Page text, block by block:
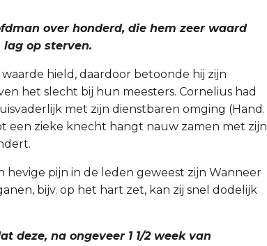
over honderd, die hem zeer waard
op sterven.
hield, daardoor betoonde hij zijn
het slecht bij hun meesters. Cornelius had
met zijn dienstbaren omging (Hand.
een zieke knecht hangt nauw zamen met zijn
pijn in de leden geweest zijn Wanneer
bijv. op het hart zet, kan zij snel dodelijk
deze, na ongeveer 1 1/2 week van